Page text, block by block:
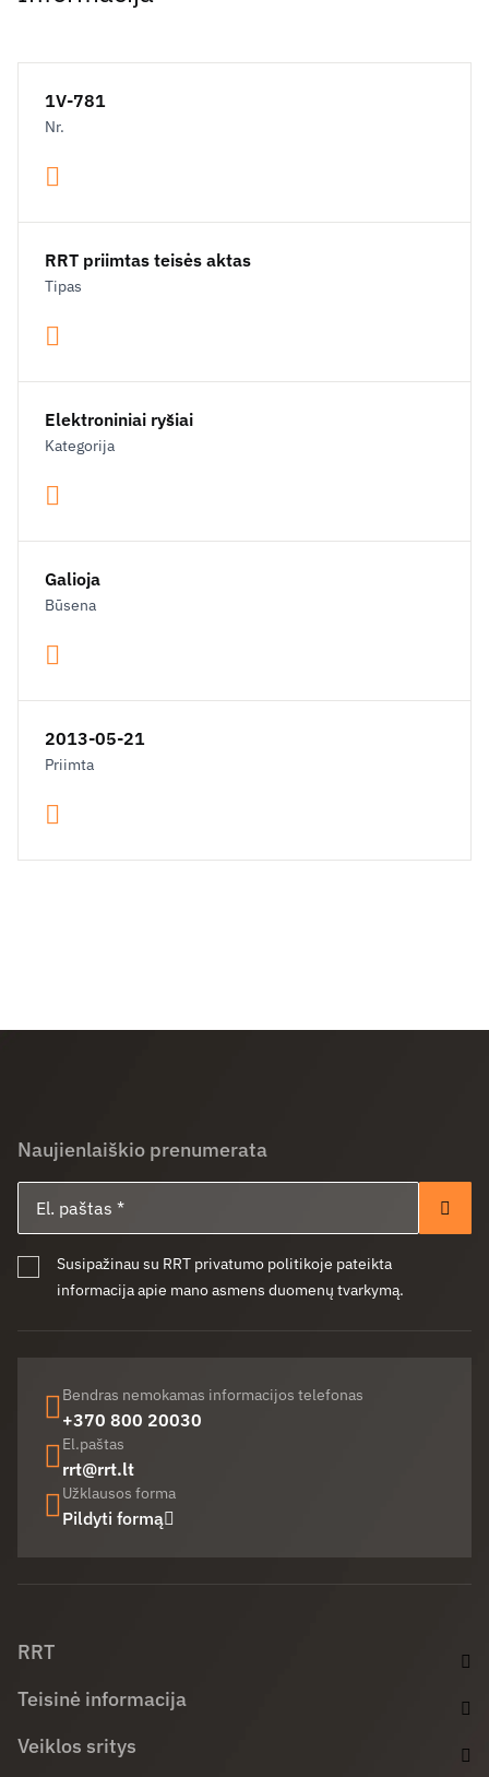
1V-781
Nr.
RRT priimtas teisės aktas
Tipas
Elektroniniai ryšiai
Kategorija
Galioja
Būsena
2013-05-21
Priimta
Naujienlaiškio prenumerata
Susipažinau su RRT privatumo politikoje pateikta
informacija apie mano asmens duomenų tvarkymą.
Bendras nemokamas informacijos telefonas
+370 800 20030
El.paštas
rrt@rrt.lt
Užklausos forma
Pildyti formą
RRT
Teisinė informacija
Veiklos sritys